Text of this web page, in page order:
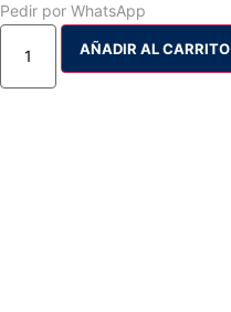
Pedir por WhatsApp
AÑADIR AL CARRITO